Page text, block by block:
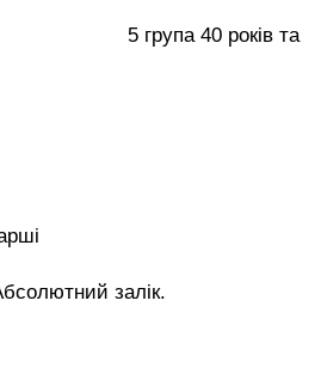
5 група 40 років та
років;
залік.